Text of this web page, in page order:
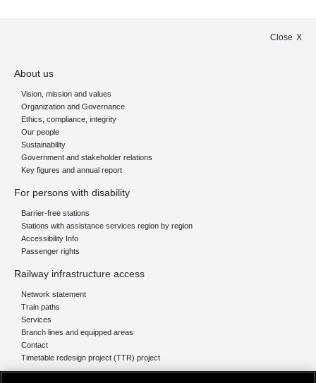
Close
About us
Vision, mission and values
Organization and Governance
Ethics, compliance, integrity
Our people
Sustainability
Government and stakeholder relations
Key figures and annual report
For persons with disability
Barrier-free stations
Stations with assistance services region by region
Accessibility Info
Passenger rights
Railway infrastructure access
Network statement
Train paths
Services
Branch lines and equipped areas
Contact
Timetable redesign project (TTR) project